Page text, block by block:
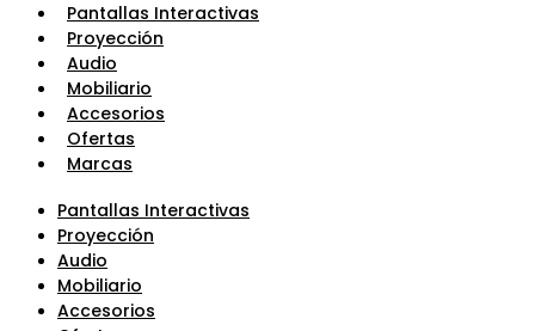
Pantallas Interactivas
Proyección
Audio
Mobiliario
Accesorios
Ofertas
Marcas
Pantallas Interactivas
Proyección
Audio
Mobiliario
Accesorios